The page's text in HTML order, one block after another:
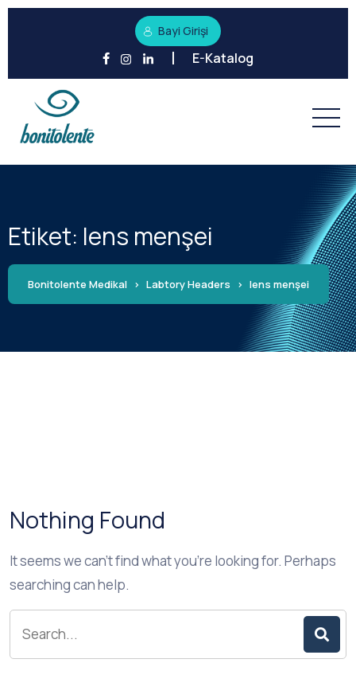
Bayi Girişi
E-Katalog
Etiket: lens menşei
Bonitolente Medikal > Labtory Headers > lens menşei
Nothing Found
It seems we can’t find what you’re looking for. Perhaps
searching can help.